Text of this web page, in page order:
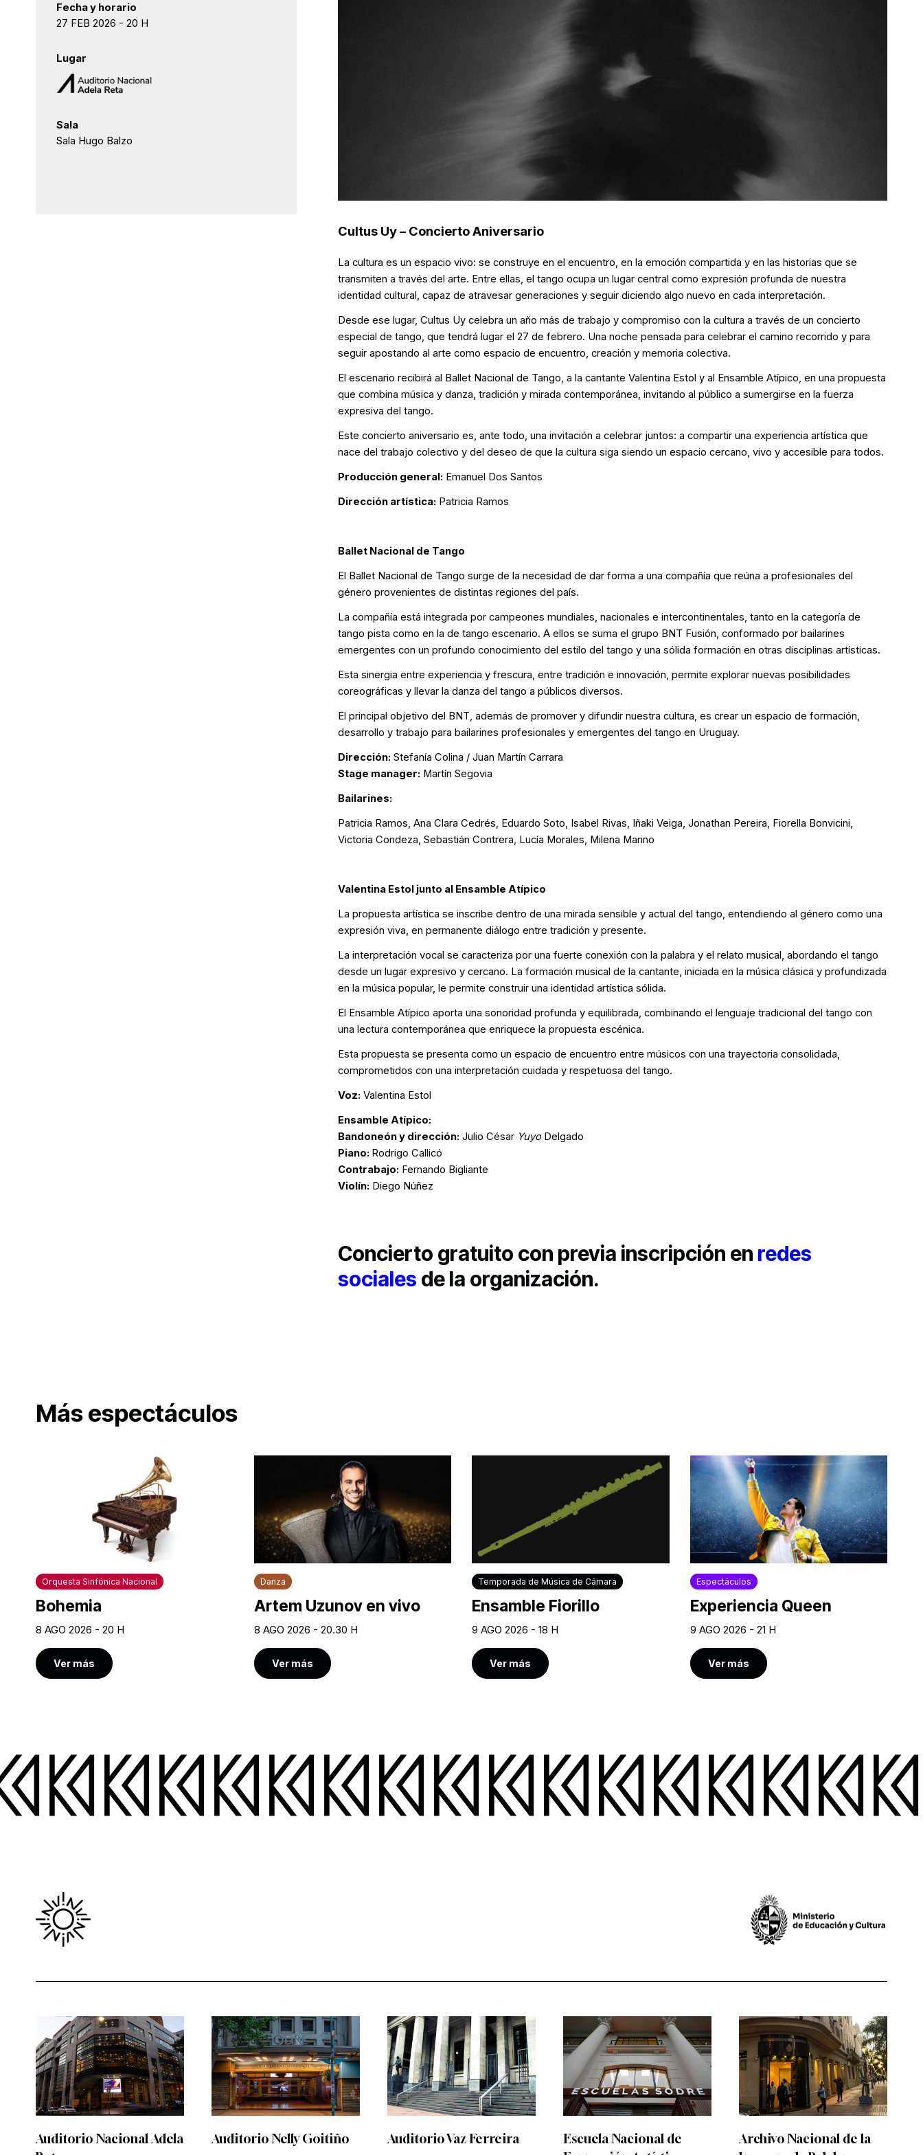
Cultus Uy – Concierto Aniversario
La cultura es un espacio vivo: se construye en el encuentro, en la emoción compartida y en las historias que se
transmiten a través del arte. Entre ellas, el tango ocupa un lugar central como expresión profunda de nuestra
identidad cultural, capaz de atravesar generaciones y seguir diciendo algo nuevo en cada interpretación.
Desde ese lugar, Cultus Uy celebra un año más de trabajo y compromiso con la cultura a través de un concierto
especial de tango, que tendrá lugar el 27 de febrero. Una noche pensada para celebrar el camino recorrido y para
seguir apostando al arte como espacio de encuentro, creación y memoria colectiva.
El escenario recibirá al Ballet Nacional de Tango, a la cantante Valentina Estol y al Ensamble Atípico, en una propuesta
que combina música y danza, tradición y mirada contemporánea, invitando al público a sumergirse en la fuerza
expresiva del tango.
Este concierto aniversario es, ante todo, una invitación a celebrar juntos: a compartir una experiencia artística que
nace del trabajo colectivo y del deseo de que la cultura siga siendo un espacio cercano, vivo y accesible para todos.
Producción general: Emanuel Dos Santos
Dirección artística: Patricia Ramos
Ballet Nacional de Tango
El Ballet Nacional de Tango surge de la necesidad de dar forma a una compañía que reúna a profesionales del
género provenientes de distintas regiones del país.
La compañía está integrada por campeones mundiales, nacionales e intercontinentales, tanto en la categoría de
tango pista como en la de tango escenario. A ellos se suma el grupo BNT Fusión, conformado por bailarines
emergentes con un profundo conocimiento del estilo del tango y una sólida formación en otras disciplinas artísticas.
Esta sinergia entre experiencia y frescura, entre tradición e innovación, permite explorar nuevas posibilidades
coreográficas y llevar la danza del tango a públicos diversos.
El principal objetivo del BNT, además de promover y difundir nuestra cultura, es crear un espacio de formación,
desarrollo y trabajo para bailarines profesionales y emergentes del tango en Uruguay.
Dirección: Stefanía Colina / Juan Martín Carrara
Stage manager: Martín Segovia
Bailarines:
Patricia Ramos, Ana Clara Cedrés, Eduardo Soto, Isabel Rivas, Iñaki Veiga, Jonathan Pereira, Fiorella Bonvicini,
Victoria Condeza, Sebastián Contrera, Lucía Morales, Milena Marino
Valentina Estol junto al Ensamble Atípico
La propuesta artística se inscribe dentro de una mirada sensible y actual del tango, entendiendo al género como una
expresión viva, en permanente diálogo entre tradición y presente.
La interpretación vocal se caracteriza por una fuerte conexión con la palabra y el relato musical, abordando el tango
desde un lugar expresivo y cercano. La formación musical de la cantante, iniciada en la música clásica y profundizada
en la música popular, le permite construir una identidad artística sólida.
El Ensamble Atípico aporta una sonoridad profunda y equilibrada, combinando el lenguaje tradicional del tango con
una lectura contemporánea que enriquece la propuesta escénica.
Esta propuesta se presenta como un espacio de encuentro entre músicos con una trayectoria consolidada,
comprometidos con una interpretación cuidada y respetuosa del tango.
Voz: Valentina Estol
Ensamble Atípico:
Bandoneón y dirección: Julio César YuyoDelgado
Piano: Rodrigo Callicó
Contrabajo: Fernando Bigliante
Violín: Diego Núñez
Concierto gratuito con previa inscripción en redes
sociales de la organización.
Fecha y horario
27 FEB 2026 - 20 H
Lugar
Sala
Sala Hugo Balzo
Más espectáculos
Orquesta Sinfónica Nacional
Bohemia
8 AGO 2026 - 20 H
Ver más
Danza
Artem Uzunov en vivo
8 AGO 2026 - 20.30 H
Ver más
Temporada de Música de Cámara
Ensamble Fiorillo
9 AGO 2026 - 18 H
Ver más
Espectáculos
Experiencia Queen
9 AGO 2026 - 21 H
Ver más
Auditorio Nacional Adela
Auditorio Nelly Goitiño Auditorio Vaz Ferreira
Escuela Nacional de
Archivo Nacional de la